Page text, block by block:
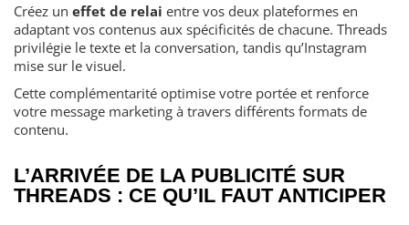
Créez un effet de relai entre vos deux plateformes en
adaptant vos contenus aux spécificités de chacune. Threads
privilégie le texte et la conversation, tandis qu’Instagram
mise sur le visuel.
Cette complémentarité optimise votre portée et renforce
votre message marketing à travers différents formats de
contenu.
L’ARRIVÉE DE LA PUBLICITÉ SUR
THREADS : CE QU’IL FAUT ANTICIPER